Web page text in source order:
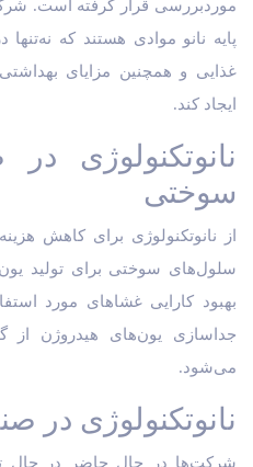
موردبررسی قرار گرفته است.
پایه نانو موادی هستند که
غذایی و همچنین مزایای
ایجاد کند.
نانوتکنولوژی
سوختی
از نانوتکنولوژی برای کاهش
سلول‌های سوختی برای تولید
بهبود کارایی غشاهای مورد
جداسازی یون‌های هیدروژن از
می‌شود.
نانوتکنولوژی در
شرکت‌ها در حال حاضر در حال